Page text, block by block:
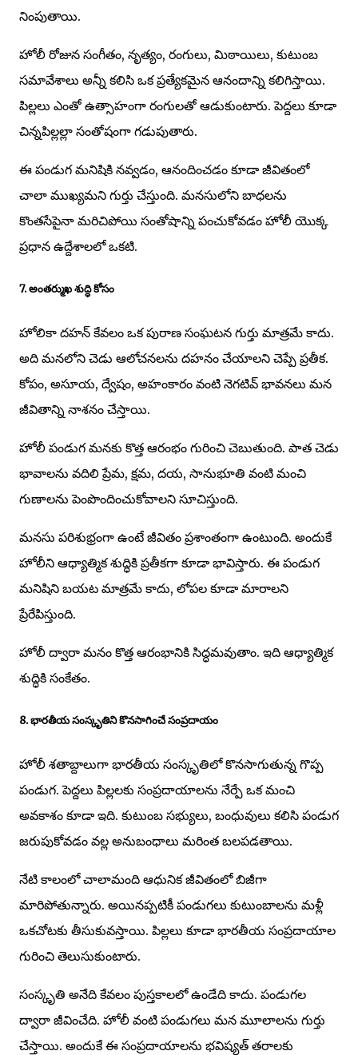
నింపుతాయి.
హోలీ రోజున సంగీతం, నృత్యం, రంగులు, మిఠాయిలు, కుటుంబ
సమావేశాలు అన్నీ కలిసి ఒక ప్రత్యేకమైన ఆనందాన్ని కలిగిస్తాయి.
పిల్లలు ఎంతో ఉత్సాహంగా రంగులతో ఆడుకుంటారు. పెద్దలు కూడా
చిన్నపిల్లల్లా సంతోషంగా గడుపుతారు.
ఈ పండుగ మనిషికి నవ్వడం, ఆనందించడం కూడా జీవితంలో
చాలా ముఖ్యమని గుర్తు చేస్తుంది. మనసులోని బాధలను
కొంతసేపైనా మరిచిపోయి సంతోషాన్ని పంచుకోవడం హోలీ యొక్క
ప్రధాన ఉద్దేశాలలో ఒకటి.
7. అంతర్ముఖ శుద్ధి కోసం
హోలికా దహన్ కేవలం ఒక పురాణ సంఘటన గుర్తు మాత్రమే కాదు.
అది మనలోని చెడు ఆలోచనలను దహనం చేయాలని చెప్పే ప్రతీక.
కోపం, అసూయ, ద్వేషం, అహంకారం వంటి నెగటివ్ భావనలు మన
జీవితాన్ని నాశనం చేస్తాయి.
హోలీ పండుగ మనకు కొత్త ఆరంభం గురించి చెబుతుంది. పాత చెడు
భావాలను వదిలి ప్రేమ, క్షమ, దయ, సానుభూతి వంటి మంచి
గుణాలను పెంపొందించుకోవాలని సూచిస్తుంది.
మనసు పరిశుభ్రంగా ఉంటే జీవితం ప్రశాంతంగా ఉంటుంది. అందుకే
హోలీని ఆధ్యాత్మిక శుద్ధికి ప్రతీకగా కూడా భావిస్తారు. ఈ పండుగ
మనిషిని బయట మాత్రమే కాదు, లోపల కూడా మారాలని
ప్రేరేపిస్తుంది.
హోలీ ద్వారా మనం కొత్త ఆరంభానికి సిద్ధమవుతాం. ఇది ఆధ్యాత్మిక
శుద్ధికి సంకేతం.
8. భారతీయ సంస్కృతిని కొనసాగించే సంప్రదాయం
హోలీ శతాబ్దాలుగా భారతీయ సంస్కృతిలో కొనసాగుతున్న గొప్ప
పండుగ. పెద్దలు పిల్లలకు సంప్రదాయాలను నేర్పే ఒక మంచి
అవకాశం కూడా ఇది. కుటుంబ సభ్యులు, బంధువులు కలిసి పండుగ
జరుపుకోవడం వల్ల అనుబంధాలు మరింత బలపడతాయి.
నేటి కాలంలో చాలామంది ఆధునిక జీవితంలో బిజీగా
మారిపోతున్నారు. అయినప్పటికీ పండుగలు కుటుంబాలను మళ్లీ
ఒకచోటకు తీసుకువస్తాయి. పిల్లలు కూడా భారతీయ సంప్రదాయాల
గురించి తెలుసుకుంటారు.
సంస్కృతి అనేది కేవలం పుస్తకాలలో ఉండేది కాదు. పండుగల
ద్వారా జీవించేది. హోలీ వంటి పండుగలు మన మూలాలను గుర్తు
చేస్తాయి. అందుకే ఈ సంప్రదాయాలను భవిష్యత్ తరాలకు